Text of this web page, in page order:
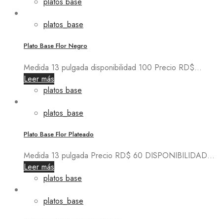
platos_base
Plato Base Flor Negro
Medida 13 pulgada disponibilidad 100 Precio RD$...
Leer más
platos base
platos_base
Plato Base Flor Plateado
Medida 13 pulgada Precio RD$ 60 DISPONIBILIDAD...
Leer más
platos base
platos_base